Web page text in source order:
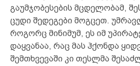
გაუმჯობესების მცდელობამ,
ცუდი შედეგები მოგცეთ.
როგორც მინიმუმ, ეს იმ
დაყვანაა, რაც მას ჰქონდა
შემთხვევაში კი თესლმა